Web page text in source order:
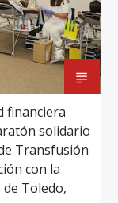
financiera
solidario
Transfusión
con la
Toledo,